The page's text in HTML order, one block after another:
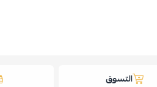
التسوق